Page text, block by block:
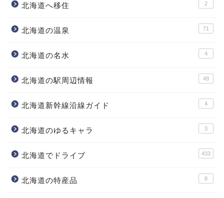
北海道へ移住 2
北海道の温泉 71
北海道の名水 4
北海道の駅周辺情報 49
北海道新幹線沿線ガイド 4
北海道のゆるキャラ 3
北海道でドライブ 433
北海道の特産品 8